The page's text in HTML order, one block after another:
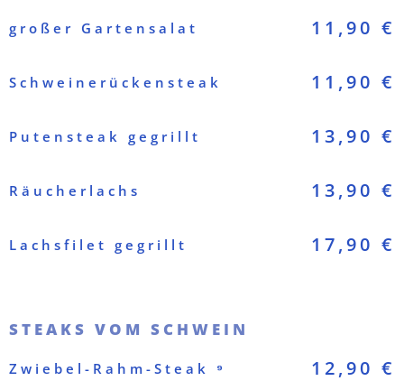
großer Gartensalat 11,90 €
Schweinerückensteak 11,90 €
Putensteak gegrillt 13,90 €
Räucherlachs 13,90 €
Lachsfilet gegrillt 17,90 €
STEAKS VOM SCHWEIN
Zwiebel-Rahm-Steak ⁹ 12,90 €